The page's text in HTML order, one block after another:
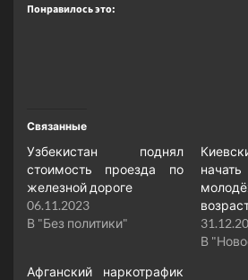
Понравилось это:
Связанные
Узбекистан поднял
стоимость проезда по
железной дороге
06.11.2023
В "Без политики"
В
Афганский наркотрафик